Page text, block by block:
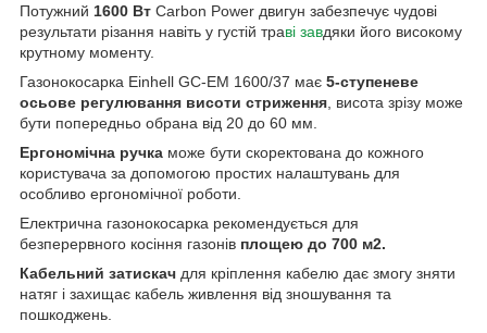
Потужний 1600 Вт Carbon Power двигун забезпечує чудові
результати різання навіть у густій траві завдяки його високому
крутному моменту.
Газонокосарка Einhell GC-EM 1600/37 має 5-ступеневе
осьове регулювання висоти стриження , висота зрізу може
бути попередньо обрана від 20 до 60 мм.
Ергономічна ручка може бути скоректована до кожного
користувача за допомогою простих налаштувань для
особливо ергономічної роботи.
Електрична газонокосарка рекомендується для
безперервного косіння газонів площею до 700 м2.
Кабельний затискач для кріплення кабелю дає змогу зняти
натяг і захищає кабель живлення від зношування та
пошкоджень.